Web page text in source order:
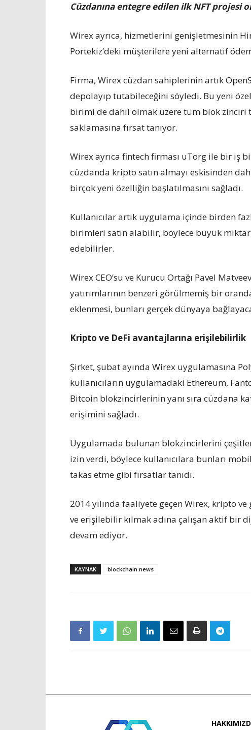
Cüzdanına entegre edilen ilk NFT projesi
Wirex ayrıca, hizmetlerini genişletmesinin
Portekiz’deki müşterilere yeni alternatif
Firma, Wirex cüzdan sahiplerinin artık
depolayıp tutabileceğini söyledi. Bu yeni
birimi de dahil olmak üzere tüm blok zinciri
saklamasına fırsat tanıyor.
Wirex ayrıca fintech firması uTorg ile bir iş
cüzdanda kripto satın almayı eskisinden
birçok yeni özelliğin başlatılmasını sağladı.
Kullanıcılar artık uygulama içinde birden
birimleri satın alabilir, böylece büyük
edebilirler.
Wirex CEO’su ve Kurucu Ortağı Pavel
yatırımlarının benzeri görülmemiş bir
eklenmesi, bunları gerçek dünyaya
Kripto ve DeFi avantajlarına erişilebilirlik
Şirket, şubat ayında Wirex uygulamasına
kullanıcıların uygulamadaki Ethereum,
Bitcoin blokzincirlerinin yanı sıra cüzdana
erişimini sağladı.
Uygulamada bulunan blokzincirlerini
izin verdi, böylece kullanıcılara bunları
takas etme gibi fırsatlar tanıdı.
2014 yılında faaliyete geçen Wirex, kripto
ve erişilebilir kılmak adına çalışan aktif
devam ediyor.
KAYNAK blockchain.news